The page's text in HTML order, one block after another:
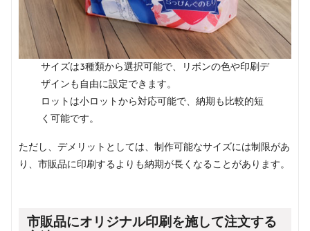
サイズは3種類から選択可能で、リボンの色や印刷デ
ザインも自由に設定できます。
ロットは小ロットから対応可能で、納期も比較的短
く可能です。
ただし、デメリットとしては、制作可能なサイズには制限があ
り、市販品に印刷するよりも納期が長くなることがあります。
市販品にオリジナル印刷を施して注文する